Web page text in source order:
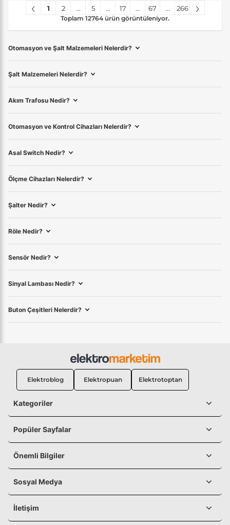
1 2 ... 5 ... 17 ... 67 ... 266
Toplam 12764 ürün görüntüleniyor.
Otomasyon ve Şalt Malzemeleri Nelerdir?
Şalt Malzemeleri Nelerdir?
Akım Trafosu Nedir?
Otomasyon ve Kontrol Cihazları Nelerdir?
Asal Switch Nedir?
Ölçme Cihazları Nelerdir?
Şalter Nedir?
Röle Nedir?
Sensör Nedir?
Sinyal Lambası Nedir?
Buton Çeşitleri Nelerdir?
Elektroblog Elektropuan Elektrotoptan
Kategoriler
Popüler Sayfalar
Önemli Bilgiler
Sosyal Medya
İletişim